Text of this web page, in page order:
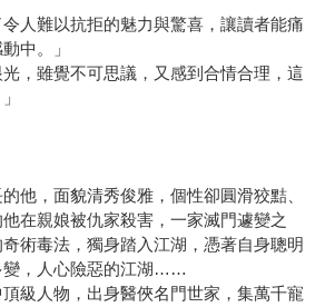
令人難以抗拒的魅力與驚喜，讓讀者能痛
中。」
光，雖覺不可思議，又感到合情合理，這
他，面貌清秀俊雅，個性卻圓滑狡黠、
在親娘被仇家殺害，一家滅門遽變之
術毒法，獨身踏入江湖，憑著自身聰明
變，人心險惡的江湖……
級人物，出身醫俠名門世家，集萬千寵